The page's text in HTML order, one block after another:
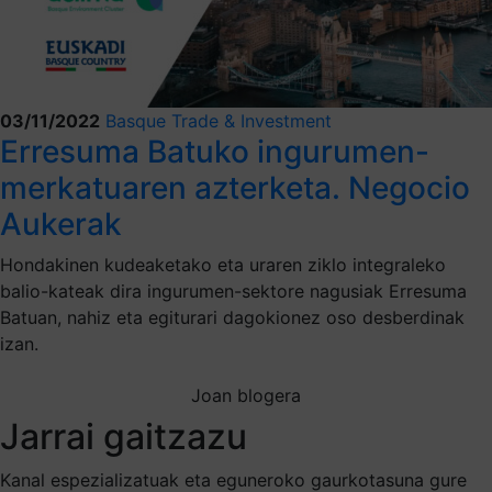
03/11/2022 Basque Trade & Investment
Erresuma Batuko ingurumen-
merkatuaren azterketa. Negocio
Aukerak
Hondakinen kudeaketako eta uraren ziklo integraleko
balio-kateak dira ingurumen-sektore nagusiak Erresuma
Batuan, nahiz eta egiturari dagokionez oso desberdinak
izan.
Joan blogera
Jarrai gaitzazu
Kanal espezializatuak eta eguneroko gaurkotasuna gure